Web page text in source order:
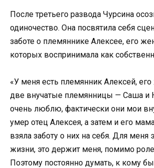
После третьего развода Чурсина
одиночество. Она посвятила себя
заботе о племяннике Алексее, его
которых воспринимала как
«У меня есть племянник Алексей,
две внучатые племянницы — Саша и
очень люблю, фактически они мои
умер отец Алексея, а затем и его
взяла заботу о них на себя. Для меня
жизни, это держит меня, помимо
Поэтому постоянно думать, к кому